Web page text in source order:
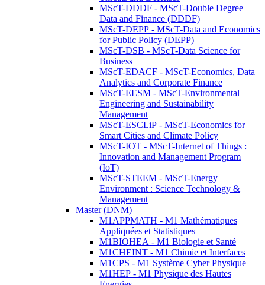
MScT-DDDF - MScT-Double Degree
Data and Finance (DDDF)
MScT-DEPP - MScT-Data and Economics
for Public Policy (DEPP)
MScT-DSB - MScT-Data Science for
Business
MScT-EDACF - MScT-Economics, Data
Analytics and Corporate Finance
MScT-EESM - MScT-Environmental
Engineering and Sustainability
Management
MScT-ESCLiP - MScT-Economics for
Smart Cities and Climate Policy
MScT-IOT - MScT-Internet of Things :
Innovation and Management Program
(IoT)
MScT-STEEM - MScT-Energy
Environment : Science Technology &
Management
Master (DNM)
M1APPMATH - M1 Mathématiques
Appliquées et Statistiques
M1BIOHEA - M1 Biologie et Santé
M1CHEINT - M1 Chimie et Interfaces
M1CPS - M1 Système Cyber Physique
M1HEP - M1 Physique des Hautes